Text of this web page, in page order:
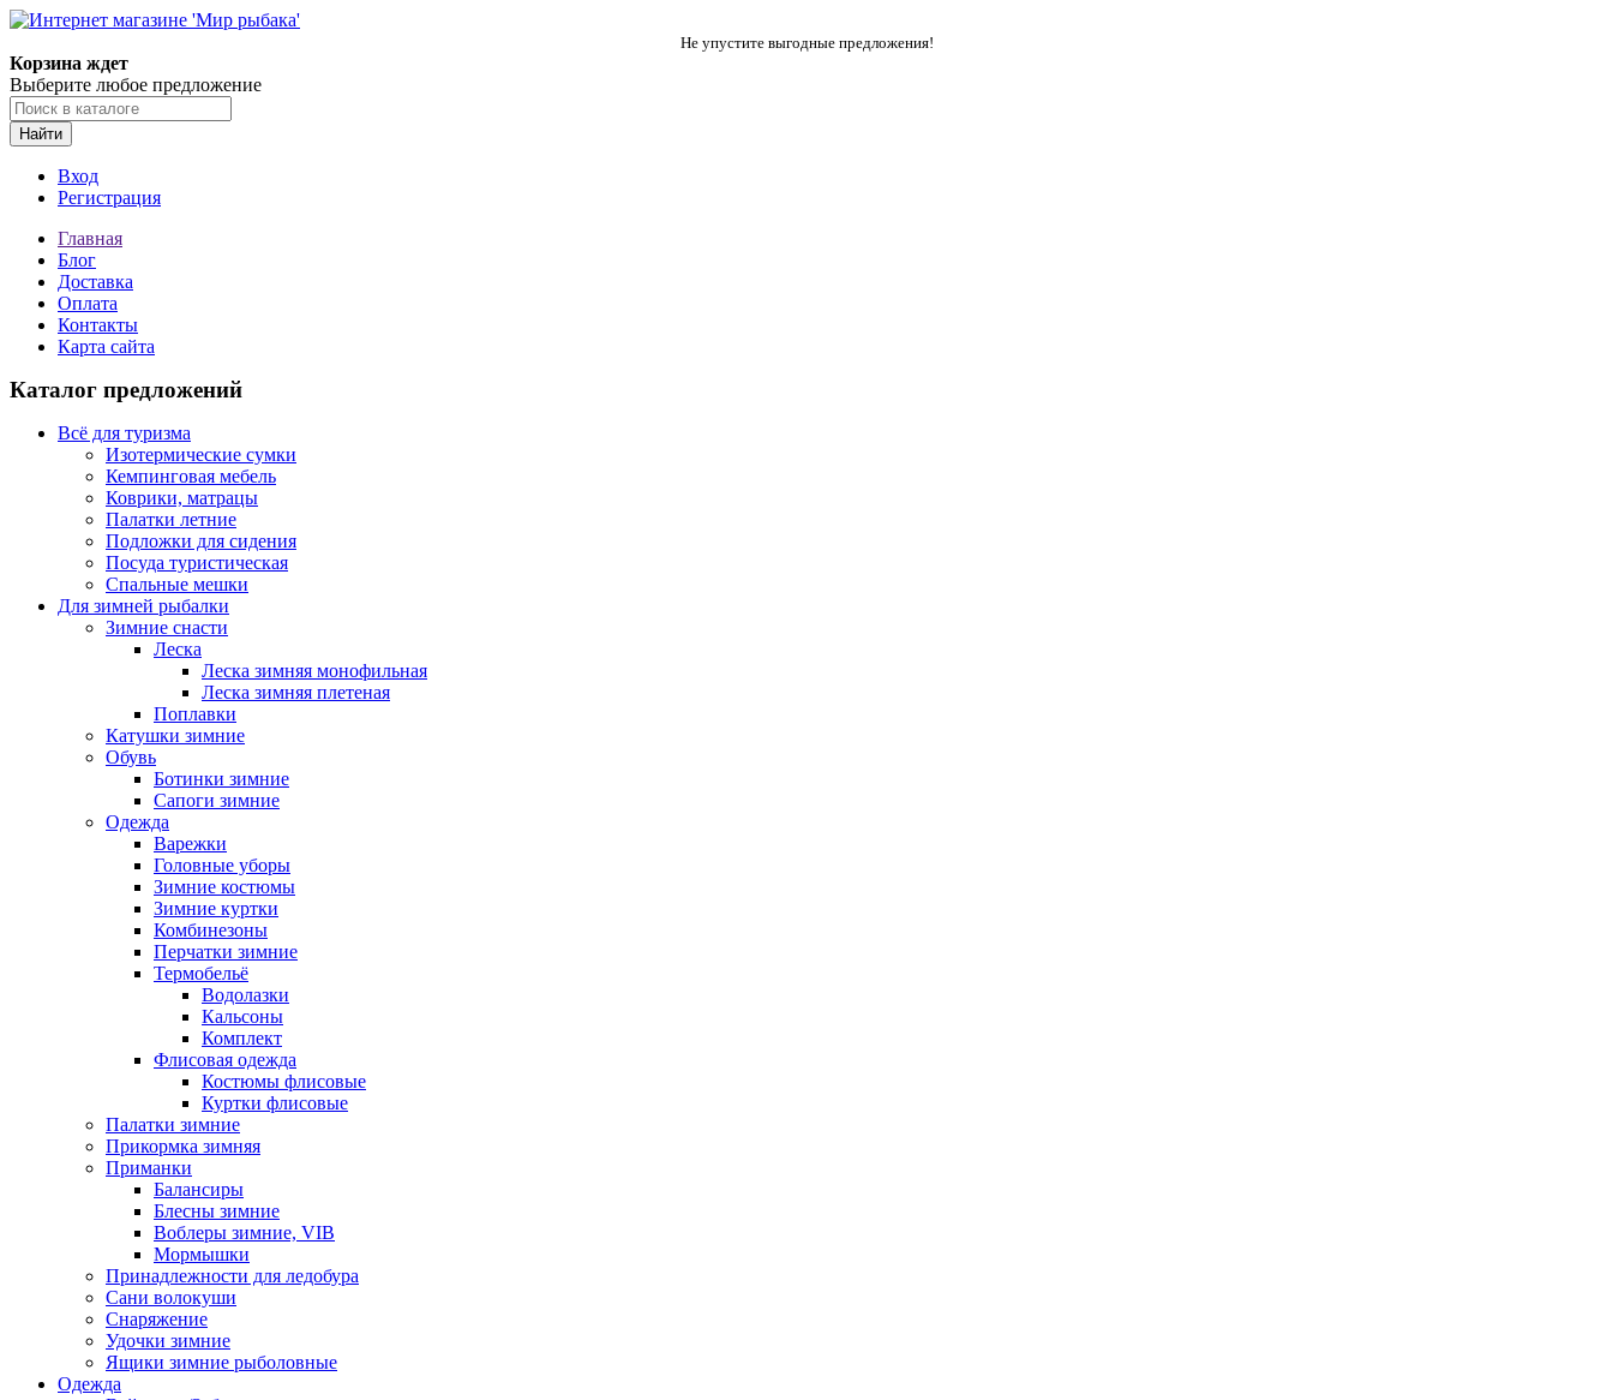
Не упустите выгодные предложения!
Корзина ждет
Выберите любое предложение
Найти
Вход
Регистрация
Главная
Блог
Доставка
Оплата
Контакты
Карта сайта
Каталог предложений
Всё для туризма
Изотермические сумки
Кемпинговая мебель
Коврики, матрацы
Палатки летние
Подложки для сидения
Посуда туристическая
Спальные мешки
Для зимней рыбалки
Зимние снасти
Леска
Леска зимняя монофильная
Леска зимняя плетеная
Поплавки
Катушки зимние
Обувь
Ботинки зимние
Сапоги зимние
Одежда
Варежки
Головные уборы
Зимние костюмы
Зимние куртки
Комбинезоны
Перчатки зимние
Термобельё
Водолазки
Кальсоны
Комплект
Флисовая одежда
Костюмы флисовые
Куртки флисовые
Палатки зимние
Прикормка зимняя
Приманки
Балансиры
Блесны зимние
Воблеры зимние, VIB
Мормышки
Принадлежности для ледобура
Сани волокуши
Снаряжение
Удочки зимние
Ящики зимние рыболовные
Одежда